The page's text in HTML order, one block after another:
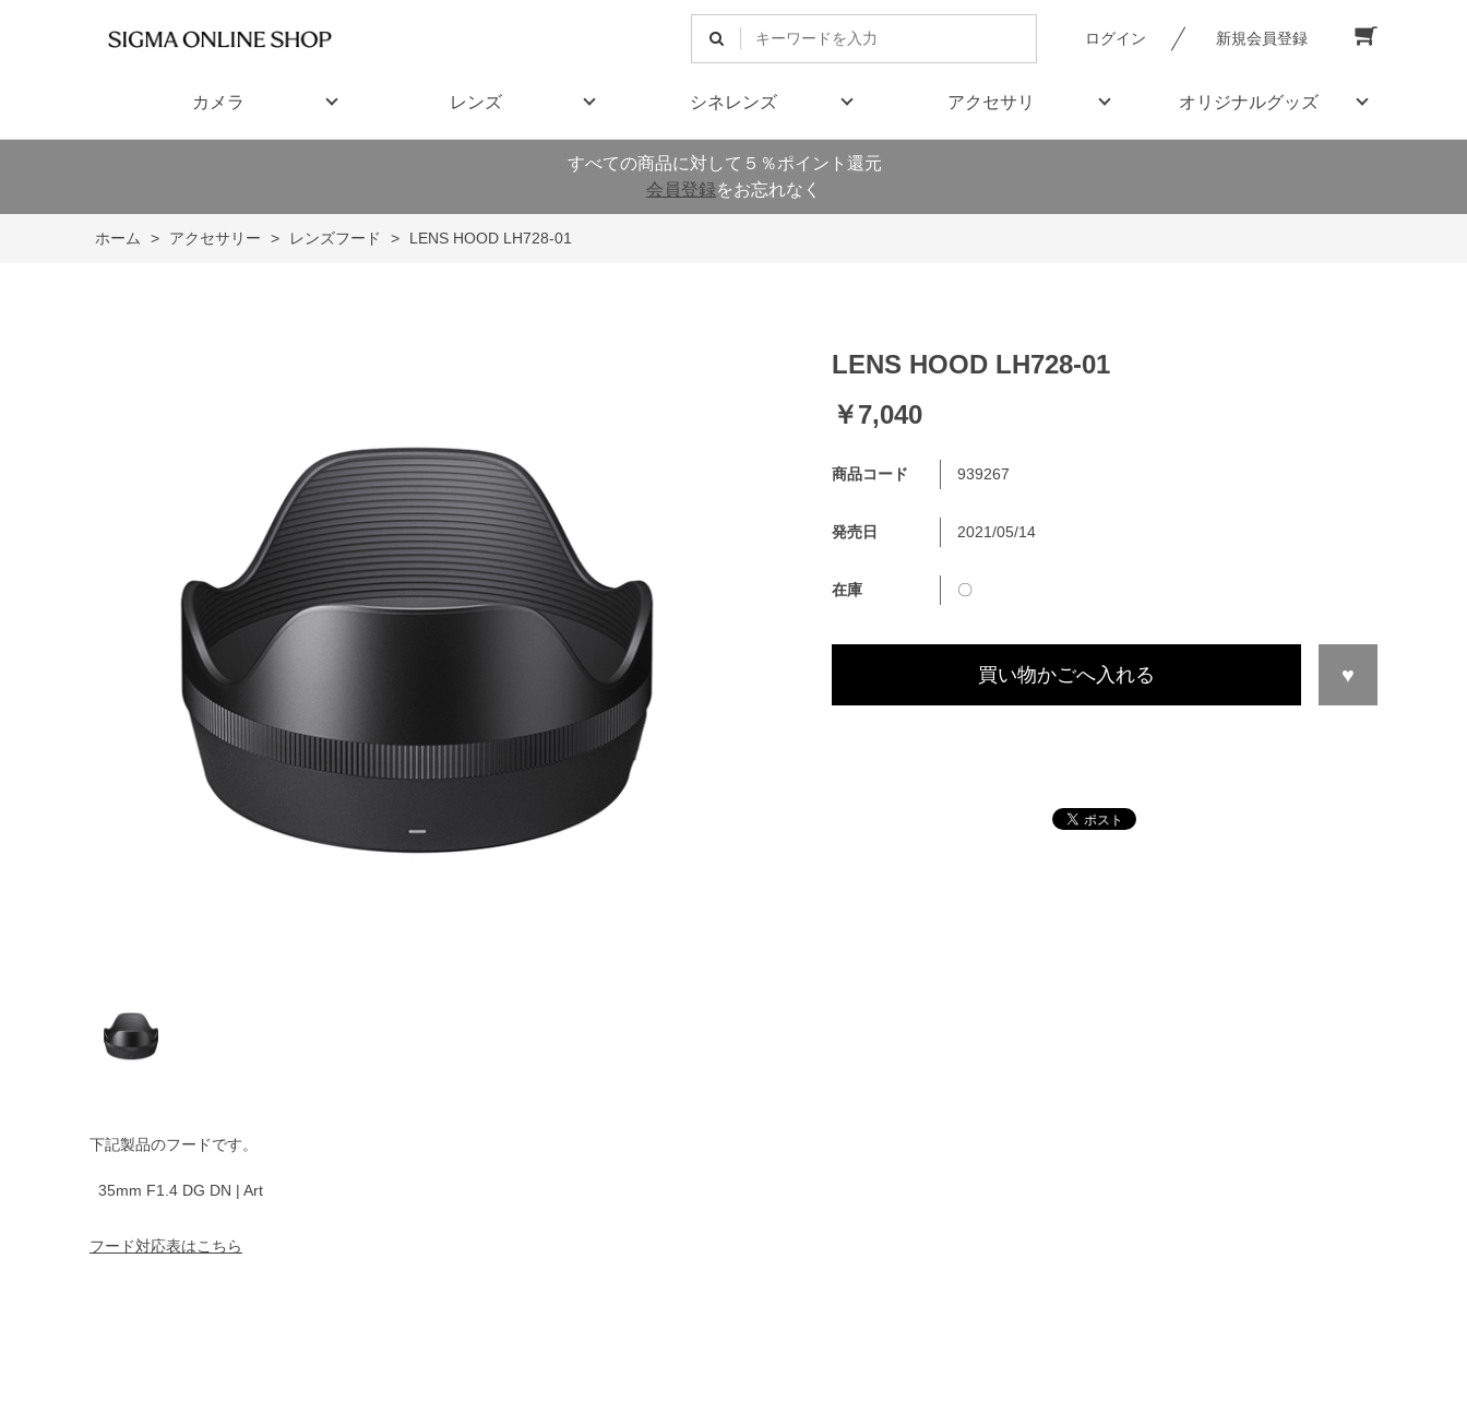
ログイン 新規会員登録
カメラ レンズ シネレンズ アクセサリ オリジナルグッズ
すべての商品に対して５％ポイント還元
会員登録をお忘れなく
ホーム > アクセサリー > レンズフード > LENS HOOD LH728-01
下記製品のフードです。
35mm F1.4 DG DN | Art
フード対応表はこちら
LENS HOOD LH728-01
￥7,040
商品コード 939267
発売日 2021/05/14
在庫 〇
買い物かごへ入れる